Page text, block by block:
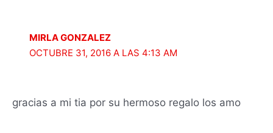
MIRLA GONZALEZ
OCTUBRE 31, 2016 A LAS 4:13 AM
gracias a mi tia por su hermoso regalo los amo